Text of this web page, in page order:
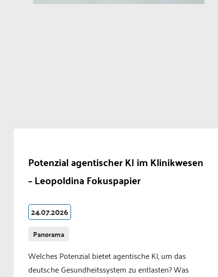
Potenzial agentischer KI im Klinikwesen
– Leopoldina Fokuspapier
24.07.2026
Panorama
Welches Potenzial bietet agentische KI, um das
deutsche Gesundheitssystem zu entlasten? Was